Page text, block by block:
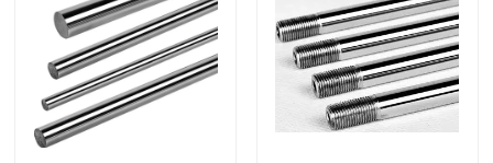
Blocco d'acciaio forgiato
Maniche forgiate
Spazii in bianco forgiati dell'ingranaggio